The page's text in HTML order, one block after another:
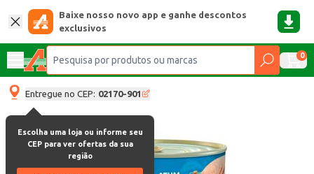
Baixe nosso novo app e ganhe descontos
exclusivos
0
Entregue no CEP: 02170-901
Escolha uma loja ou informe seu
CEP para ver ofertas da sua
região